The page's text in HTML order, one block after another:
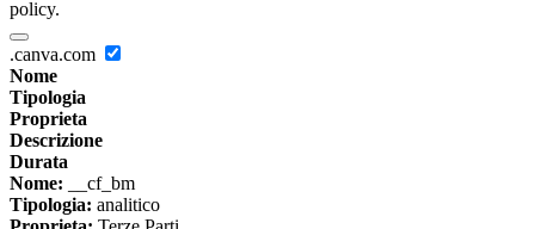
policy.
.canva.com
Nome
Tipologia
Proprieta
Descrizione
Durata
Nome: __cf_bm
Tipologia: analitico